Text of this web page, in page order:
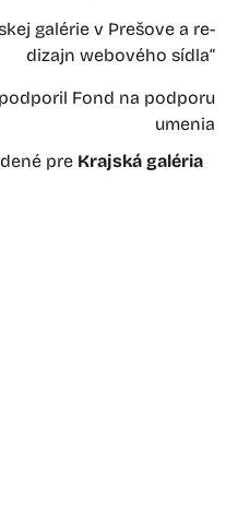
galérie v Prešove a re-
dizajn webového sídla“
Fond na podporu
umenia
pre Krajská galéria